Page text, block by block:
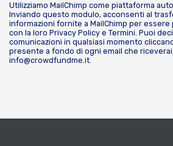
Utilizziamo MailChimp come piattaforma
Inviando questo modulo, acconsenti al
informazioni fornite a MailChimp per
con la loro Privacy Policy e Termini. Puoi
comunicazioni in qualsiasi momento
presente a fondo di ogni email che
info@crowdfundme.it.